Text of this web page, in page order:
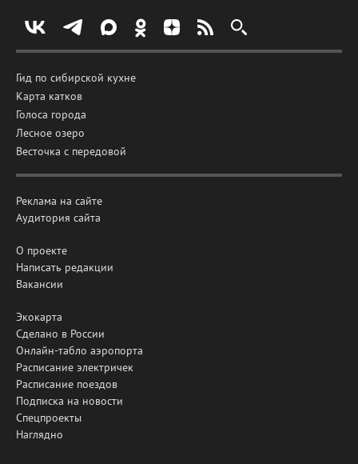
Гид по сибирской кухне
Карта катков
Голоса города
Лесное озеро
Весточка с передовой
Реклама на сайте
Аудитория сайта
О проекте
Написать редакции
Вакансии
Экокарта
Сделано в России
Онлайн-табло аэропорта
Расписание электричек
Расписание поездов
Подписка на новости
Спецпроекты
Наглядно